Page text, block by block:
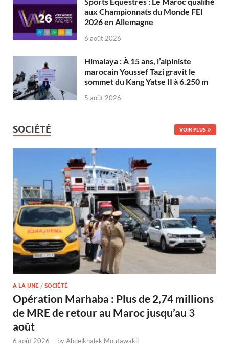
aux Championnats du Monde FEI
2026 en Allemagne
6 août 2026
Himalaya : À 15 ans, l’alpiniste
marocain Youssef Tazi gravit le
sommet du Kang Yatse II à 6.250 m
5 août 2026
SOCIÉTÉ VOIR PLUS
A LA UNE / SOCIÉTÉ
Opération Marhaba : Plus de 2,74 millions
de MRE de retour au Maroc jusqu’au 3
août
6 août 2026 - byAbdelkhalek Moutawakil